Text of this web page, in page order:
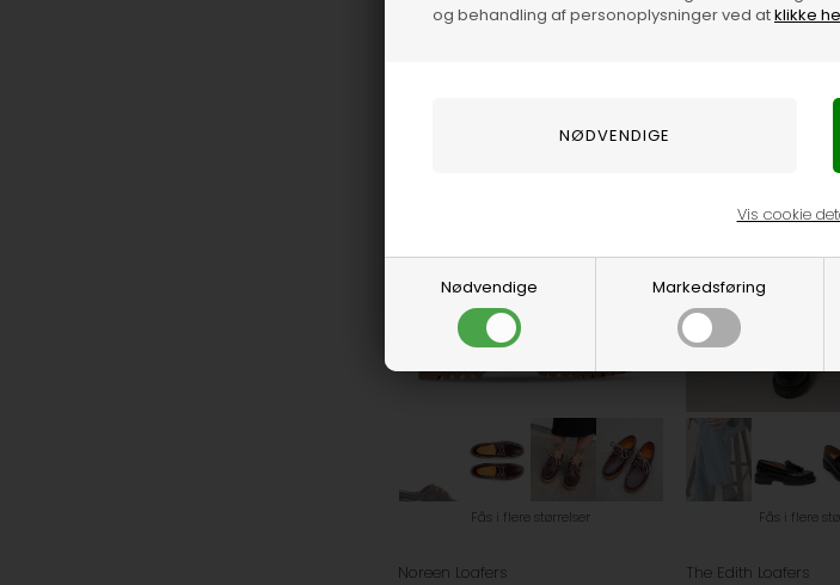
og behandling af personoplysninger ved atklikke
Nødvendige Markedsføring
Vis cookie
PLayboy Footwear PLayboy Footwear
Fås i flere størrelser
Noreen Loafers
Fås i flere
The Edith Loafers